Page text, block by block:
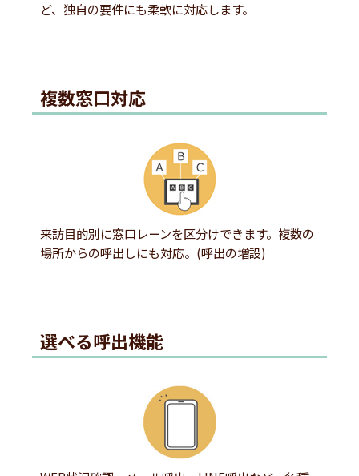
ど、独自の要件にも柔軟に対応します。
複数窓口対応
来訪目的別に窓口レーンを区分けできます。複数の
場所からの呼出しにも対応。(呼出の増設)
選べる呼出機能